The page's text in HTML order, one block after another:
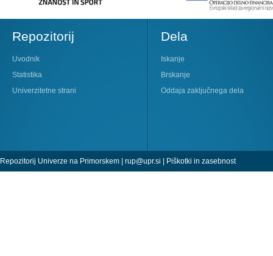
Repozitorij
Uvodnik
Statistika
Univerzitetne strani
Dela
Iskanje
Brskanje
Oddaja zaključnega dela
Repozitorij Univerze na Primorskem | rup@upr.si | Piškotki in zasebnost